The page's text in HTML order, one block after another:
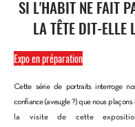
SI L'HABIT NE FAIT
LA TÊTE DIT-ELLE
Expo en préparation
Cette série de portraits interroge
confiance (aveugle ?) que nous plaçons
la visite de cette